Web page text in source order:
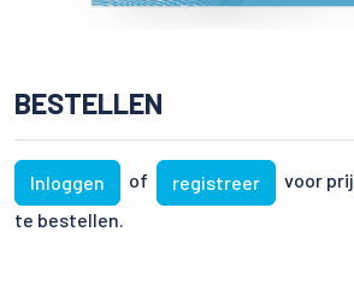
BESTELLEN
Inloggen of registreer
voor
te bestellen.